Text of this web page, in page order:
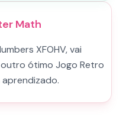
Math
XFOHV, vai
ótimo Jogo Retro